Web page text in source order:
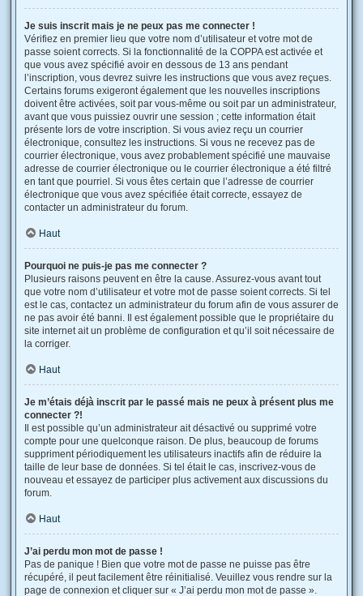
Je suis inscrit mais je ne peux pas me connecter !
Vérifiez en premier lieu que votre nom d’utilisateur et votre mot de
passe soient corrects. Si la fonctionnalité de la COPPA est activée et
que vous avez spécifié avoir en dessous de 13 ans pendant
l’inscription, vous devrez suivre les instructions que vous avez reçues.
Certains forums exigeront également que les nouvelles inscriptions
doivent être activées, soit par vous-même ou soit par un administrateur,
avant que vous puissiez ouvrir une session ; cette information était
présente lors de votre inscription. Si vous aviez reçu un courrier
électronique, consultez les instructions. Si vous ne recevez pas de
courrier électronique, vous avez probablement spécifié une mauvaise
adresse de courrier électronique ou le courrier électronique a été filtré
en tant que pourriel. Si vous êtes certain que l’adresse de courrier
électronique que vous avez spécifiée était correcte, essayez de
contacter un administrateur du forum.
Haut
Pourquoi ne puis-je pas me connecter ?
Plusieurs raisons peuvent en être la cause. Assurez-vous avant tout
que votre nom d’utilisateur et votre mot de passe soient corrects. Si tel
est le cas, contactez un administrateur du forum afin de vous assurer de
ne pas avoir été banni. Il est également possible que le propriétaire du
site internet ait un problème de configuration et qu’il soit nécessaire de
la corriger.
Haut
Je m’étais déjà inscrit par le passé mais ne peux à présent plus me
connecter ?!
Il est possible qu’un administrateur ait désactivé ou supprimé votre
compte pour une quelconque raison. De plus, beaucoup de forums
suppriment périodiquement les utilisateurs inactifs afin de réduire la
taille de leur base de données. Si tel était le cas, inscrivez-vous de
nouveau et essayez de participer plus activement aux discussions du
forum.
Haut
J’ai perdu mon mot de passe !
Pas de panique ! Bien que votre mot de passe ne puisse pas être
récupéré, il peut facilement être réinitialisé. Veuillez vous rendre sur la
page de connexion et cliquer sur « J’ai perdu mon mot de passe ».